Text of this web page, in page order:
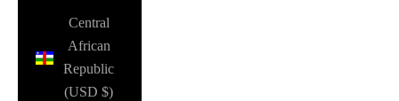
Central
African
Republic
(USD $)